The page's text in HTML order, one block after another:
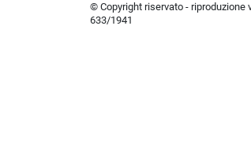
© Copyright riservato - riproduzione
633/1941